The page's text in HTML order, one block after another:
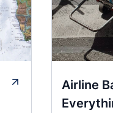
Airline